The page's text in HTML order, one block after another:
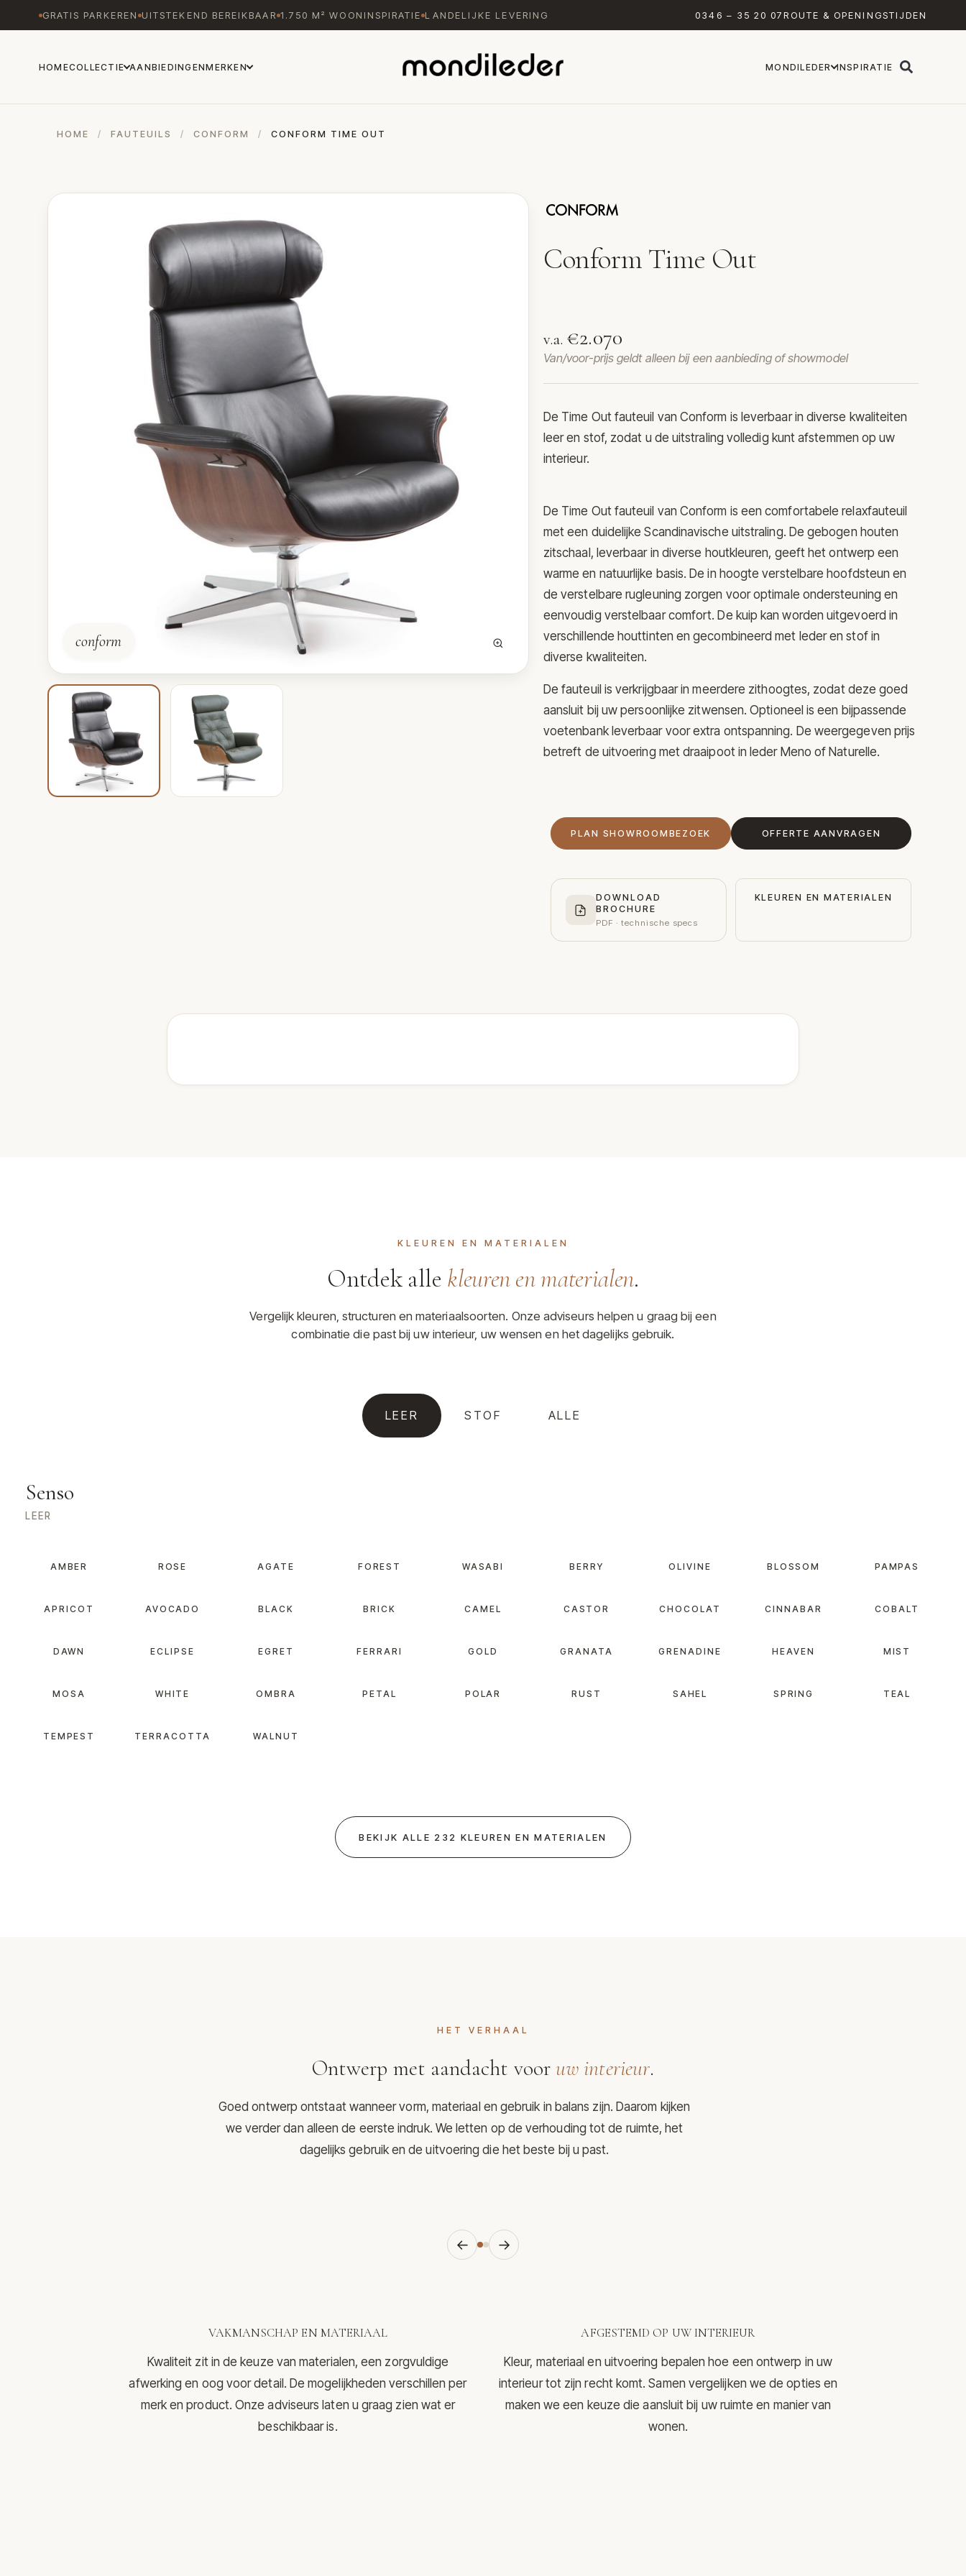
GRATIS PARKEREN UITSTEKEND BEREIKBAAR 1.750 M² WOONINSPIRATIE LANDELIJKE LEVERING 0346 – 35 20 07ROUTE & OPENINGSTIJDEN
HOMECOLLECTIE AANBIEDINGENMERKEN MONDILEDER INSPIRATIE
HOME / FAUTEUILS / CONFORM / CONFORM TIME OUT
conform
Conform Time Out
v.a. €2.070
Van/voor-prijs geldt alleen bij een aanbieding of showmodel
De Time Out fauteuil van Conform is leverbaar in diverse kwaliteiten
leer en stof, zodat u de uitstraling volledig kunt afstemmen op uw
interieur.
De Time Out fauteuil van Conform is een comfortabele relaxfauteuil
met een duidelijke Scandinavische uitstraling. De gebogen houten
zitschaal, leverbaar in diverse houtkleuren, geeft het ontwerp een
warme en natuurlijke basis. De in hoogte verstelbare hoofdsteun en
de verstelbare rugleuning zorgen voor optimale ondersteuning en
eenvoudig verstelbaar comfort. De kuip kan worden uitgevoerd in
verschillende houttinten en gecombineerd met leder en stof in
diverse kwaliteiten.
De fauteuil is verkrijgbaar in meerdere zithoogtes, zodat deze goed
aansluit bij uw persoonlijke zitwensen. Optioneel is een bijpassende
voetenbank leverbaar voor extra ontspanning. De weergegeven prijs
betreft de uitvoering met draaipoot in leder Meno of Naturelle.
PLAN SHOWROOMBEZOEK OFFERTE AANVRAGEN
DOWNLOAD
BROCHURE
PDF · technische specs
KLEUREN EN MATERIALEN
KLEUREN EN MATERIALEN
Ontdek alle kleuren en materialen.
Vergelijk kleuren, structuren en materiaalsoorten. Onze adviseurs helpen u graag bij een
combinatie die past bij uw interieur, uw wensen en het dagelijks gebruik.
LEER STOF ALLE
Senso
LEER
AMBER ROSE AGATE FOREST WASABI BERRY OLIVINE BLOSSOM PAMPAS
APRICOT AVOCADO BLACK BRICK CAMEL CASTOR CHOCOLAT CINNABAR COBALT
DAWN ECLIPSE EGRET FERRARI GOLD GRANATA GRENADINE HEAVEN MIST
MOSA WHITE OMBRA PETAL POLAR RUST SAHEL SPRING TEAL
TEMPEST TERRACOTTA WALNUT
BEKIJK ALLE 232 KLEUREN EN MATERIALEN
HET VERHAAL
Ontwerp met aandacht voor uw interieur.
Goed ontwerp ontstaat wanneer vorm, materiaal en gebruik in balans zijn. Daarom kijken
we verder dan alleen de eerste indruk. We letten op de verhouding tot de ruimte, het
dagelijks gebruik en de uitvoering die het beste bij u past.
← →
VAKMANSCHAP EN MATERIAAL
Kwaliteit zit in de keuze van materialen, een zorgvuldige
afwerking en oog voor detail. De mogelijkheden verschillen per
merk en product. Onze adviseurs laten u graag zien wat er
beschikbaar is.
AFGESTEMD OP UW INTERIEUR
Kleur, materiaal en uitvoering bepalen hoe een ontwerp in uw
interieur tot zijn recht komt. Samen vergelijken we de opties en
maken we een keuze die aansluit bij uw ruimte en manier van
wonen.